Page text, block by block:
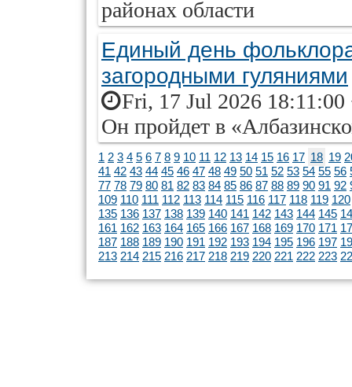
районах области
Единый день
загородными гуляниями
Fri, 17 Jul 2026 18:11:00
Он пройдет в
1 2 3 4 5 6 7 8 9 10 11 12 13 14 15 16 17 18 19
41 42 43 44 45 46 47 48 49 50 51 52 53 54 55 56
77 78 79 80 81 82 83 84 85 86 87 88 89 90 91 92
109 110 111 112 113 114 115 116 117 118 119 120
135 136 137 138 139 140 141 142 143 144 145
161 162 163 164 165 166 167 168 169 170 171
187 188 189 190 191 192 193 194 195 196 197
213 214 215 216 217 218 219 220 221 222 223